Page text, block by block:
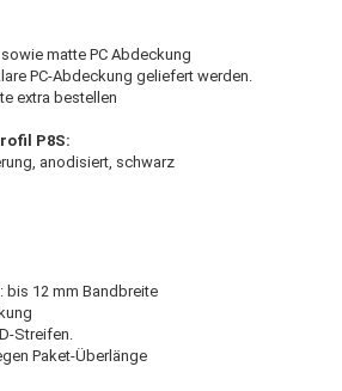
matte PC Abdeckung
PC-Abdeckung geliefert werden.
extra bestellen
P8S:
anodisiert, schwarz
bis 12 mm Bandbreite
Streifen.
Paket-Überlänge